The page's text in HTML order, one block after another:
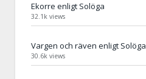
Ekorre enligt Solöga
32.1k views
Vargen och räven enligt Solöga
30.6k views